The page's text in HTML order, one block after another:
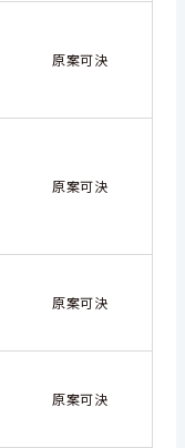
原案可決
原案可決
原案可決
原案可決